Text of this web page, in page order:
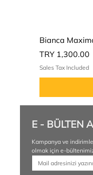
Bianca
Price
TRY 1,300.00
Sales Tax Included
E - BÜLTEN
Kampanya ve
olmak için e-